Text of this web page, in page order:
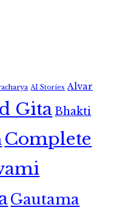
AI Stories Alvar
GitaBhakti
Complete
Gautama